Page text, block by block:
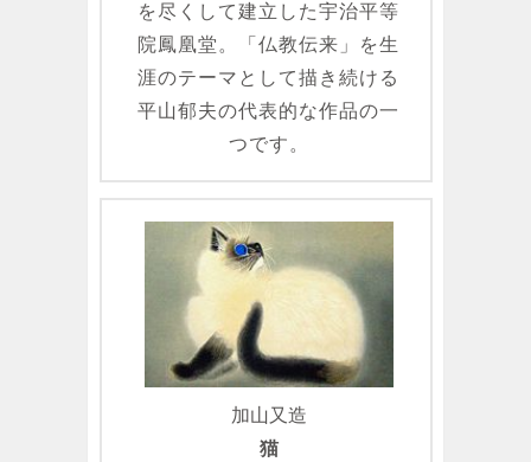
を尽くして建立した宇治平等
院鳳凰堂。「仏教伝来」を生
涯のテーマとして描き続ける
平山郁夫の代表的な作品の一
つです。
加山又造
猫